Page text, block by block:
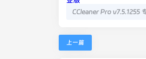
上一篇